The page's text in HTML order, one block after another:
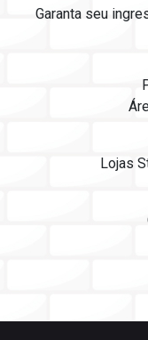
Garanta seu
Lojas